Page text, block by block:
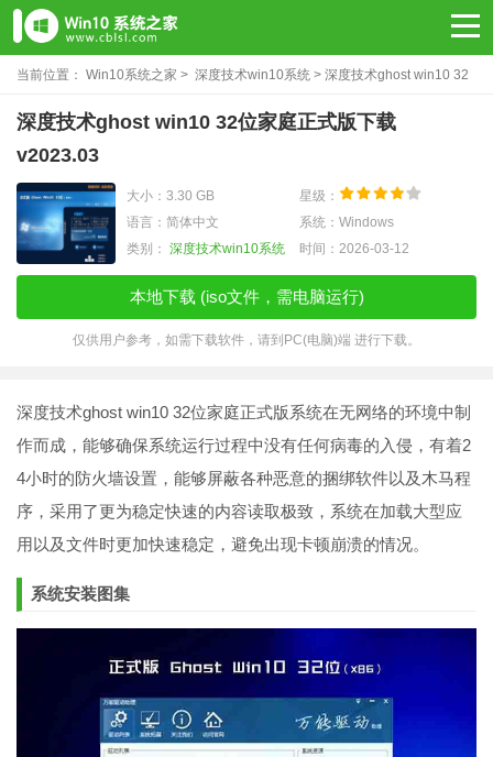
当前位置： Win10系统之家 > 深度技术win10系统 > 深度技术ghost win10 32
位家庭正式版下载v2023.03
深度技术ghost win10 32位家庭正式版下载
v2023.03
大小：3.30 GB
星级：
语言：简体中文
系统：Windows
类别： 深度技术win10系统 时间：2026-03-12
本地下载 (iso文件，需电脑运行)
仅供用户参考，如需下载软件，请到PC(电脑)端 进行下载。
深度技术ghost win10 32位家庭正式版系统在无网络的环境中制
作而成，能够确保系统运行过程中没有任何病毒的入侵，有着2
4小时的防火墙设置，能够屏蔽各种恶意的捆绑软件以及木马程
序，采用了更为稳定快速的内容读取极致，系统在加载大型应
用以及文件时更加快速稳定，避免出现卡顿崩溃的情况。
系统安装图集